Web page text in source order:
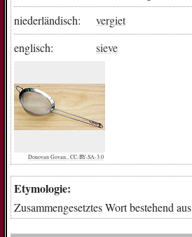
niederländisch:
vergiet
englisch:
sieve
Donovan Govan., CC-BY-SA-3.0
Etymologie:
Zusammengesetztes Wort bestehend